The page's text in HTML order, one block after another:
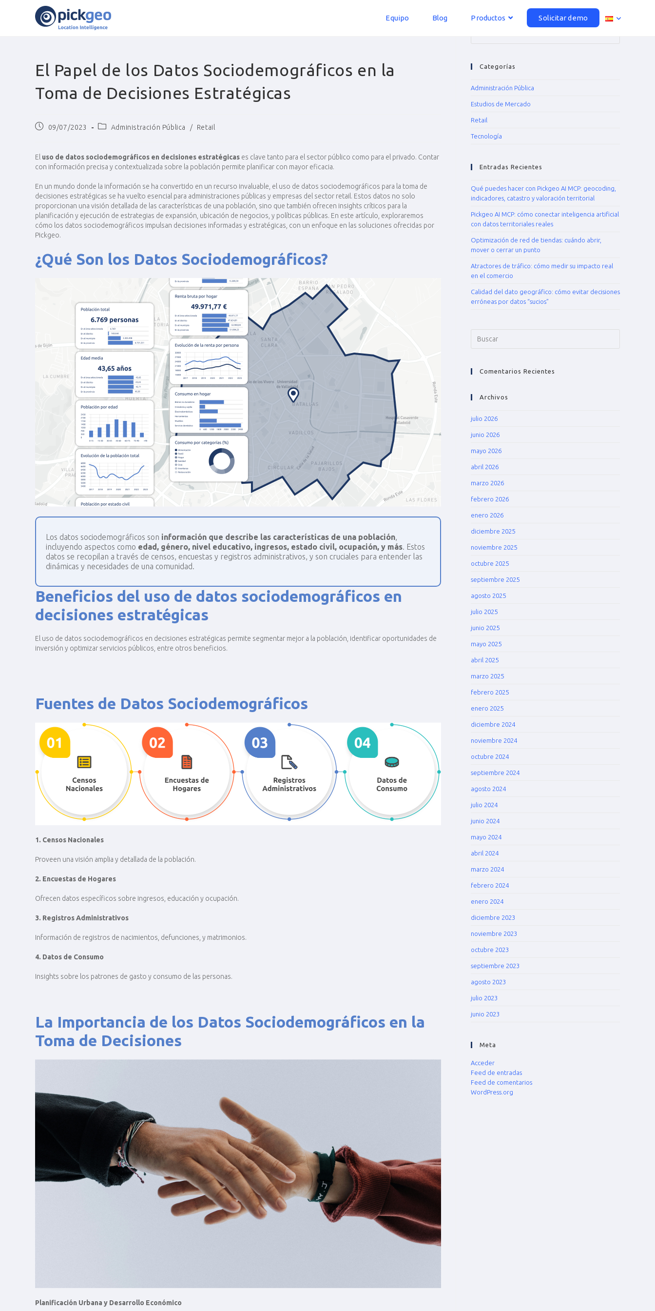
Equipo Blog Productos Solicitar demo
El Papel de los Datos Sociodemográficos en la
Toma de Decisiones Estratégicas
09/07/2023 Administración Pública / Retail
El uso de datos sociodemográficos en decisiones estratégicas es clave tanto para el sector público como para el privado. Contar
con información precisa y contextualizada sobre la población permite planificar con mayor eficacia.
En un mundo donde la información se ha convertido en un recurso invaluable, el uso de datos sociodemográficos para la toma de
decisiones estratégicas se ha vuelto esencial para administraciones públicas y empresas del sector retail. Estos datos no solo
proporcionan una visión detallada de las características de una población, sino que también ofrecen insights críticos para la
planificación y ejecución de estrategias de expansión, ubicación de negocios, y políticas públicas. En este artículo, exploraremos
cómo los datos sociodemográficos impulsan decisiones informadas y estratégicas, con un enfoque en las soluciones ofrecidas por
Pickgeo.
¿Qué Son los Datos Sociodemográficos?
Los datos sociodemográficos son información que describe las características de una población,
incluyendo aspectos como edad, género, nivel educativo, ingresos, estado civil, ocupación, y más. Estos
datos se recopilan a través de censos, encuestas y registros administrativos, y son cruciales para entender las
dinámicas y necesidades de una comunidad.
Beneficios del uso de datos sociodemográficos en
decisiones estratégicas
El uso de datos sociodemográficos en decisiones estratégicas permite segmentar mejor a la población, identificar oportunidades de
inversión y optimizar servicios públicos, entre otros beneficios.
Fuentes de Datos Sociodemográficos
1. Censos Nacionales
Proveen una visión amplia y detallada de la población.
2. Encuestas de Hogares
Ofrecen datos específicos sobre ingresos, educación y ocupación.
3. Registros Administrativos
Información de registros de nacimientos, defunciones, y matrimonios.
4. Datos de Consumo
Insights sobre los patrones de gasto y consumo de las personas.
La Importancia de los Datos Sociodemográficos en la
Toma de Decisiones
Planificación Urbana y Desarrollo Económico
Categorías
Administración Pública
Estudios de Mercado
Retail
Tecnología
Entradas Recientes
Qué puedes hacer con Pickgeo AI MCP: geocoding,
indicadores, catastro y valoración territorial
Pickgeo AI MCP: cómo conectar inteligencia artificial
con datos territoriales reales
Optimización de red de tiendas: cuándo abrir,
mover o cerrar un punto
Atractores de tráfico: cómo medir su impacto real
en el comercio
Calidad del dato geográfico: cómo evitar decisiones
erróneas por datos “sucios”
Comentarios Recientes
Archivos
julio 2026
junio 2026
mayo 2026
abril 2026
marzo 2026
febrero 2026
enero 2026
diciembre 2025
noviembre 2025
octubre 2025
septiembre 2025
agosto 2025
julio 2025
junio 2025
mayo 2025
abril 2025
marzo 2025
febrero 2025
enero 2025
diciembre 2024
noviembre 2024
octubre 2024
septiembre 2024
agosto 2024
julio 2024
junio 2024
mayo 2024
abril 2024
marzo 2024
febrero 2024
enero 2024
diciembre 2023
noviembre 2023
octubre 2023
septiembre 2023
agosto 2023
julio 2023
junio 2023
Meta
Acceder
Feed de entradas
Feed de comentarios
WordPress.org